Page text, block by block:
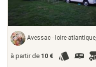
Avessac - loire-atlantique,
à partir de 10 €